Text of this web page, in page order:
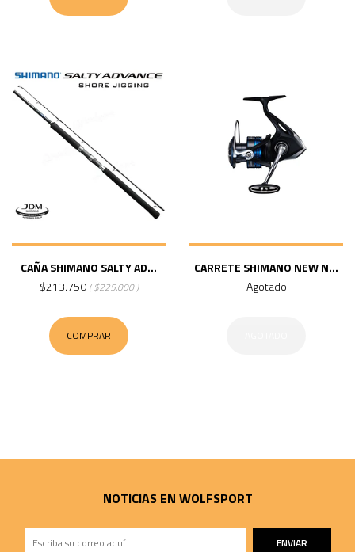
CAÑA SHIMANO SALTY AD...
$213.750( $225.000 )
COMPRAR
CARRETE SHIMANO NEW N...
Agotado
NOTICIAS EN WOLFSPORT
ENVIAR